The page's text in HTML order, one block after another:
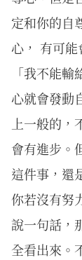
定和你的自
心， 有可能
「我不能
心就會發動
上一般的
會有進步。
這件事，還
你若沒有努
說一句話，
全看出來。